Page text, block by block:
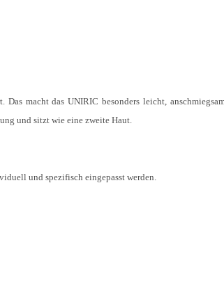
Das macht das UNIRIC besonders leicht,
und sitzt wie eine zweite Haut.
und spezifisch eingepasst werden.